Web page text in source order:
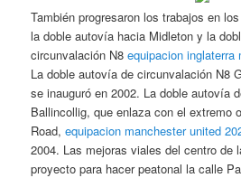
También progresaron los trabajos en
la doble autovía hacia Midleton y la
circunvalación N8equipacion inglaterra
La doble autovía de circunvalación N8
se inauguró en 2002. La doble autovía
Ballincollig, que enlaza con el extremo
Road,equipacion manchester united
2004. Las mejoras viales del centro de
proyecto para hacer peatonal la calle